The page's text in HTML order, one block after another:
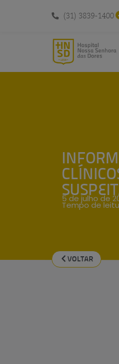
(31) 3839-1400
5 de julho de
Tempo de
VOLTAR